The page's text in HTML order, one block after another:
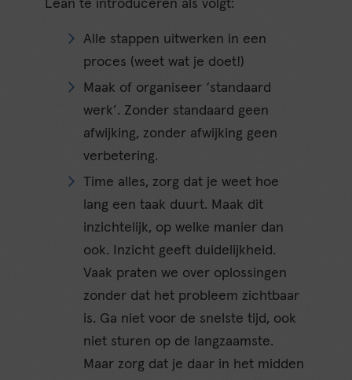
Lean te introduceren als volgt:
Alle stappen uitwerken in een
proces (weet wat je doet!)
Maak of organiseer ‘standaard
werk’. Zonder standaard geen
afwijking, zonder afwijking geen
verbetering.
Time alles, zorg dat je weet hoe
lang een taak duurt. Maak dit
inzichtelijk, op welke manier dan
ook. Inzicht geeft duidelijkheid.
Vaak praten we over oplossingen
zonder dat het probleem zichtbaar
is. Ga niet voor de snelste tijd, ook
niet sturen op de langzaamste.
Maar zorg dat je daar in het midden